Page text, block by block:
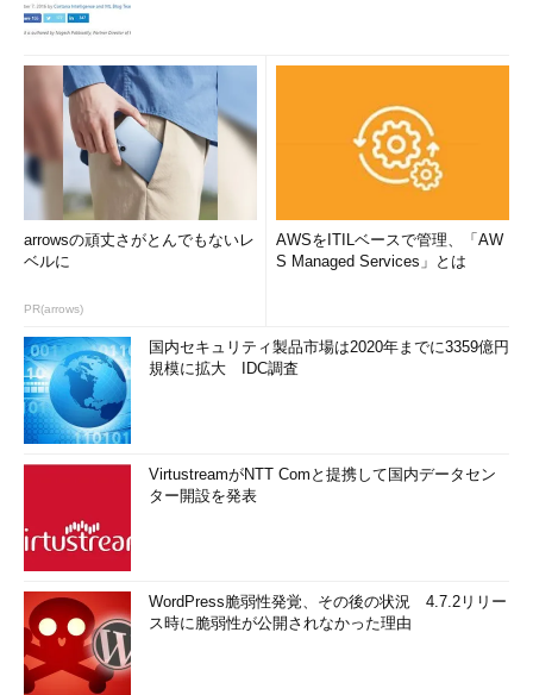
arrowsの頑丈さがとんでもないレ
ベルに
PR(arrows)
AWSをITILベースで管理、「AW
S Managed Services」とは
国内セキュリティ製品市場は2020年までに3359億円
規模に拡大 IDC調査
VirtustreamがNTT Comと提携して国内データセン
ター開設を発表
WordPress脆弱性発覚、その後の状況 4.7.2リリー
ス時に脆弱性が公開されなかった理由